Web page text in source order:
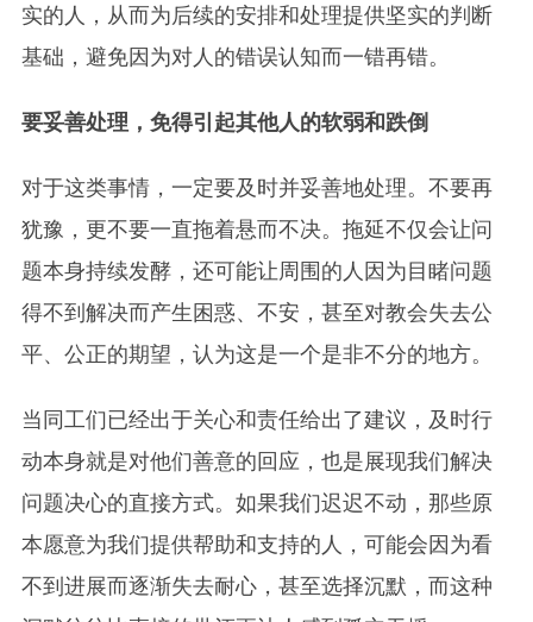
实的人，从而为后续的安排和处理提供坚实的判断
基础，避免因为对人的错误认知而一错再错。
要妥善处理，免得引起其他人的软弱和跌倒
对于这类事情，一定要及时并妥善地处理。不要再
犹豫，更不要一直拖着悬而不决。拖延不仅会让问
题本身持续发酵，还可能让周围的人因为目睹问题
得不到解决而产生困惑、不安，甚至对教会失去公
平、公正的期望，认为这是一个是非不分的地方。
当同工们已经出于关心和责任给出了建议，及时行
动本身就是对他们善意的回应，也是展现我们解决
问题决心的直接方式。如果我们迟迟不动，那些原
本愿意为我们提供帮助和支持的人，可能会因为看
不到进展而逐渐失去耐心，甚至选择沉默，而这种